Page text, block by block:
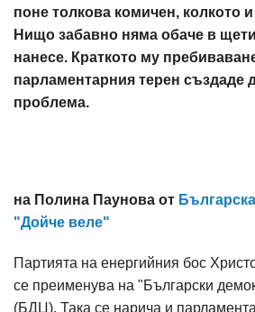
поне толкова комичен, колкото
Нищо забавно няма обаче в
нанесе. Краткото му
парламентарния терен създаде
проблема.
на Полина Паунова от
"Дойче веле"
Партията на енергийния бос
се преименува на "Български
(БДЦ). Така се нарича и